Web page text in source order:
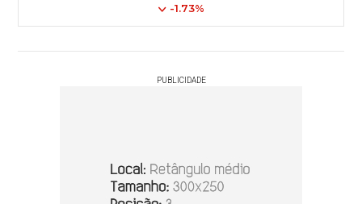
-1.73%
PUBLICIDADE